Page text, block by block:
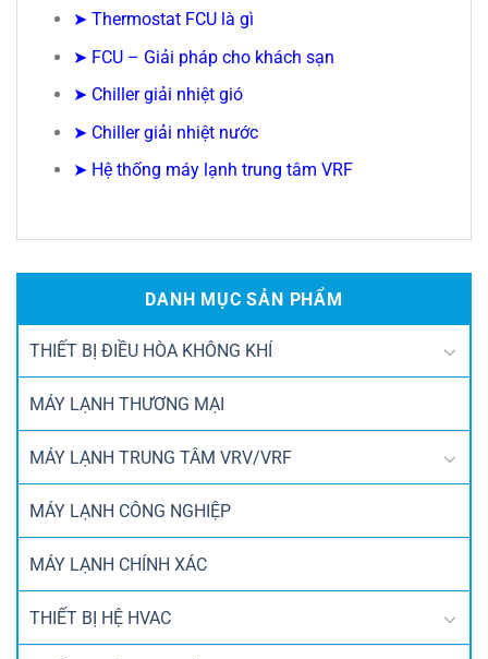
➤ Thermostat FCU là gì
➤ FCU – Giải pháp cho khách sạn
➤ Chiller giải nhiệt gió
➤ Chiller giải nhiệt nước
➤Hệ thống máy lạnh trung tâm VRF
DANH MỤC SẢN PHẨM
THIẾT BỊ ĐIỀU HÒA KHÔNG KHÍ
MÁY LẠNH THƯƠNG MẠI
MÁY LẠNH TRUNG TÂM VRV/VRF
MÁY LẠNH CÔNG NGHIỆP
MÁY LẠNH CHÍNH XÁC
THIẾT BỊ HỆ HVAC